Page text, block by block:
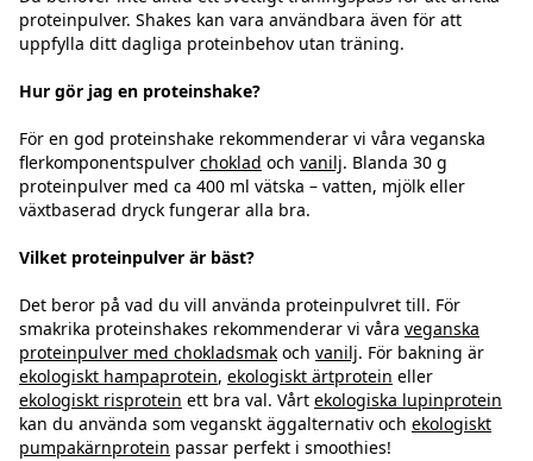
proteinpulver. Shakes kan vara användbara även för att
uppfylla ditt dagliga proteinbehov utan träning.
Hur gör jag en proteinshake?
För en god proteinshake rekommenderar vi våra veganska
flerkomponentspulver choklad och vanilj. Blanda 30 g
proteinpulver med ca 400 ml vätska – vatten, mjölk eller
växtbaserad dryck fungerar alla bra.
Vilket proteinpulver är bäst?
Det beror på vad du vill använda proteinpulvret till. För
smakrika proteinshakes rekommenderar vi våra veganska
proteinpulver med chokladsmak och vanilj. För bakning är
ekologiskt hampaprotein, ekologiskt ärtprotein eller
ekologiskt risprotein ett bra val. Vårt ekologiska lupinprotein
kan du använda som veganskt äggalternativ och ekologiskt
pumpakärnprotein passar perfekt i smoothies!